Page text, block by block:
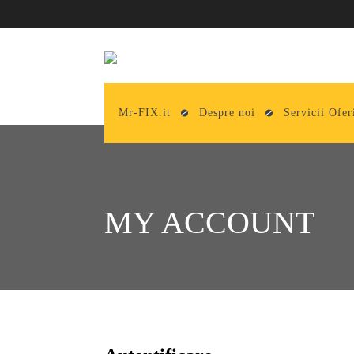
Mr-FIX.it Despre noi Servicii
MY ACCOUNT